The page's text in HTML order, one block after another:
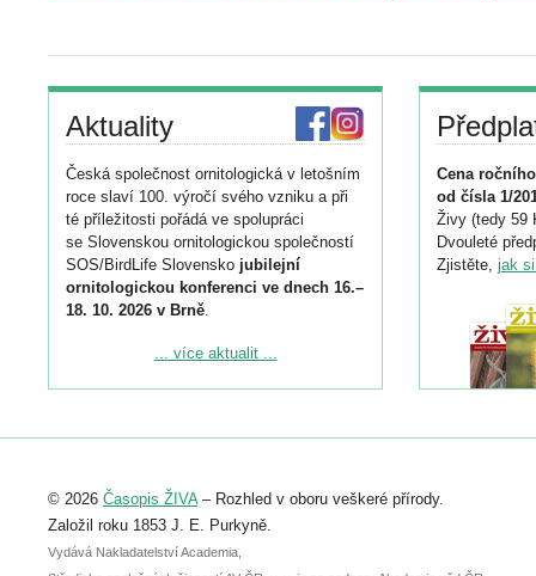
Aktuality
Česká společnost ornitologická v letošním
roce slaví 100. výročí svého vzniku a při
té příležitosti pořádá ve spolupráci
se Slovenskou ornitologickou společností
SOS/BirdLife Slovensko jubilejní
ornitologickou konferenci ve dnech 16.–
18. 10. 2026 v Brně.
Podrobnější informace ke konferenci
Registrovat se můžete do 6. září.
abstraktu přihlášené přednášky nebo
posteru je už 30. června.
... více aktualit ...
Cena
od čísla 1/
Živy (tedy 59
Dvouleté
Zjistěte, jak
© 2026 Časopis ŽIVA– Rozhled v oboru veškeré přírody.
Založil roku 1853 J. E. Purkyně.
Vydává Nakladatelství Academia,